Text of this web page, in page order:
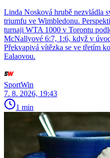
Linda Nosková hrubě nezvládla
triumfu ve Wimbledonu.
turnaji WTA 1000 v Torontu
McNallyové 6:7, 1:6, když v
Překvapivá vítězka se ve třetím
Ealaovou.
SportWin
7. 8. 2026, 19:43
1 min